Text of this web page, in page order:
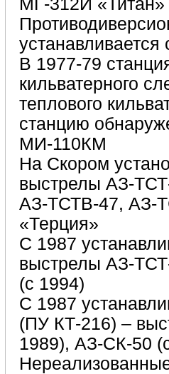
В 1977-79
кильватерного
теплового
станцию
МИ-110КМ
На Скором
выстрелы АЗ-
АЗ-ТСТВ-47, АЗ-
«Терция»
С 1987
выстрелы АЗ-
(с 1994)
С 1987
(ПУ КТ-216) –
1989), АЗ-СК-50